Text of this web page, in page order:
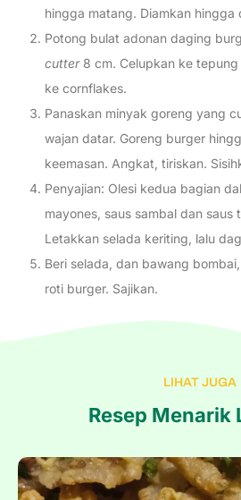
hingga matang. Diamkan hingga
Potong bulat adonan daging
cutter8 cm. Celupkan ke
ke cornflakes.
Panaskan minyak goreng yang
wajan datar. Goreng burger
keemasan. Angkat, tiriskan.
Penyajian: Olesi kedua bagian
mayones, saus sambal dan saus
Letakkan selada keriting, lalu
Beri selada, dan bawang
roti burger. Sajikan.
LIHAT JUGA
Resep Menarik